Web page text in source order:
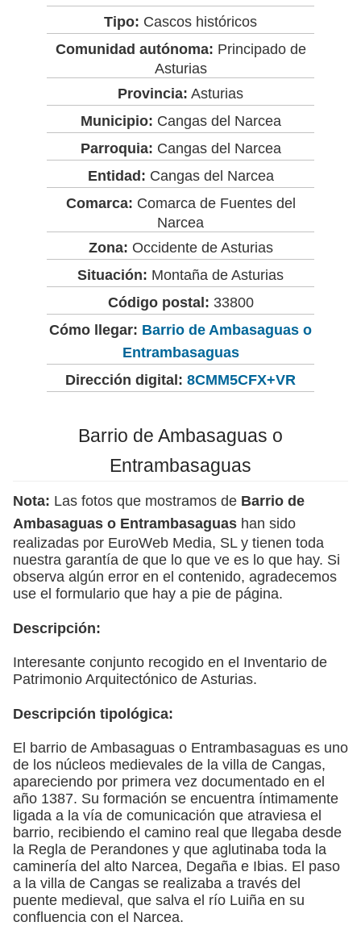
Tipo: Cascos históricos
Comunidad autónoma: Principado de
Asturias
Provincia: Asturias
Municipio: Cangas del Narcea
Parroquia: Cangas del Narcea
Entidad: Cangas del Narcea
Comarca: Comarca de Fuentes del
Narcea
Zona: Occidente de Asturias
Situación: Montaña de Asturias
Código postal: 33800
Cómo llegar: Barrio de Ambasaguas o
Entrambasaguas
Dirección digital: 8CMM5CFX+VR
Barrio de Ambasaguas o
Entrambasaguas
Nota: Las fotos que mostramos de Barrio de
Ambasaguas o Entrambasaguas han sido
realizadas por EuroWeb Media, SL y tienen toda
nuestra garantía de que lo que ve es lo que hay. Si
observa algún error en el contenido, agradecemos
use el formulario que hay a pie de página.
Descripción:
Interesante conjunto recogido en el Inventario de
Patrimonio Arquitectónico de Asturias.
Descripción tipológica:
El barrio de Ambasaguas o Entrambasaguas es uno
de los núcleos medievales de la villa de Cangas,
apareciendo por primera vez documentado en el
año 1387. Su formación se encuentra íntimamente
ligada a la vía de comunicación que atraviesa el
barrio, recibiendo el camino real que llegaba desde
la Regla de Perandones y que aglutinaba toda la
caminería del alto Narcea, Degaña e Ibias. El paso
a la villa de Cangas se realizaba a través del
puente medieval, que salva el río Luiña en su
confluencia con el Narcea.